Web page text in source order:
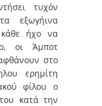
τυχόν
εξωγήινα
ήχο να
οι Άμποτ
στο
ερημίτη
φίλου ο
κατά την